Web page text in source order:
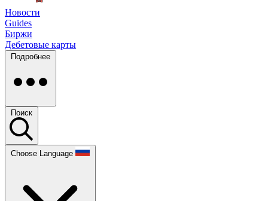
Новости
Guides
Биржи
Дебетовые карты
Подробнее
Поиск
Choose Language